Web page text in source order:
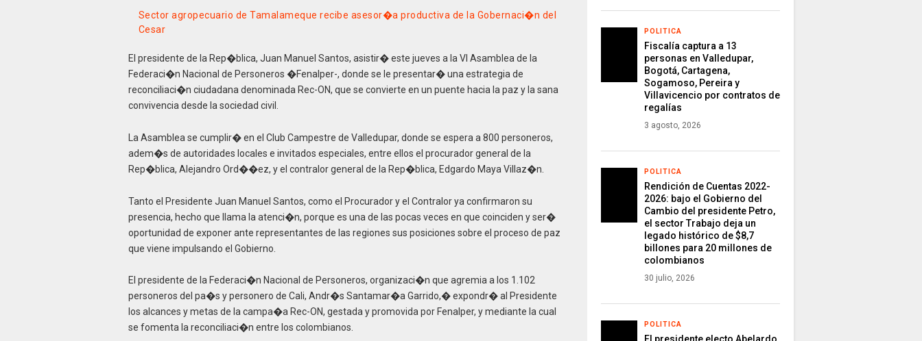
Sector agropecuario de Tamalameque recibe asesor�a productiva de la Gobernaci�n del
Cesar
El presidente de la Rep�blica, Juan Manuel Santos, asistir� este jueves a la VI Asamblea de la
Federaci�n Nacional de Personeros �Fenalper-, donde se le presentar� una estrategia de
reconciliaci�n ciudadana denominada Rec-ON, que se convierte en un puente hacia la paz y la sana
convivencia desde la sociedad civil.
La Asamblea se cumplir� en el Club Campestre de Valledupar, donde se espera a 800 personeros,
adem�s de autoridades locales e invitados especiales, entre ellos el procurador general de la
Rep�blica, Alejandro Ord��ez, y el contralor general de la Rep�blica, Edgardo Maya Villaz�n.
Tanto el Presidente Juan Manuel Santos, como el Procurador y el Contralor ya confirmaron su
presencia, hecho que llama la atenci�n, porque es una de las pocas veces en que coinciden y ser�
oportunidad de exponer ante representantes de las regiones sus posiciones sobre el proceso de paz
que viene impulsando el Gobierno.
El presidente de la Federaci�n Nacional de Personeros, organizaci�n que agremia a los 1.102
personeros del pa�s y personero de Cali, Andr�s Santamar�a Garrido,� expondr� al Presidente
los alcances y metas de la campa�a Rec-ON, gestada y promovida por Fenalper, y mediante la cual
se fomenta la reconciliaci�n entre los colombianos.
POLITICA
Fiscalía captura a 13
personas en Valledupar,
Bogotá, Cartagena,
Sogamoso, Pereira y
Villavicencio por contratos de
regalías
3 agosto, 2026
POLITICA
Rendición de Cuentas 2022-
2026: bajo el Gobierno del
Cambio del presidente Petro,
el sector Trabajo deja un
legado histórico de $8,7
billones para 20 millones de
colombianos
30 julio, 2026
POLITICA